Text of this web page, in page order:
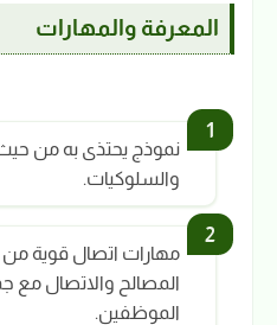
المعرفة والمهارات
نموذج يحتذى به من
والسلوكيات.
مهارات اتصال قوية
المصالح والاتصال مع
الموظفين.